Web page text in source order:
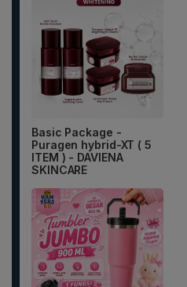
Basic Package -
Puragen hybrid-XT ( 5
ITEM ) - DAVIENA
SKINCARE